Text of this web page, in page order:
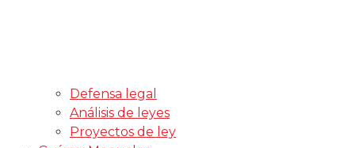
Defensa legal
Análisis de leyes
Proyectos de ley